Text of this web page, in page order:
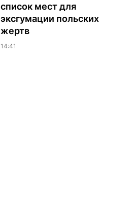
список мест для
эксгумации польских
жертв
14:41